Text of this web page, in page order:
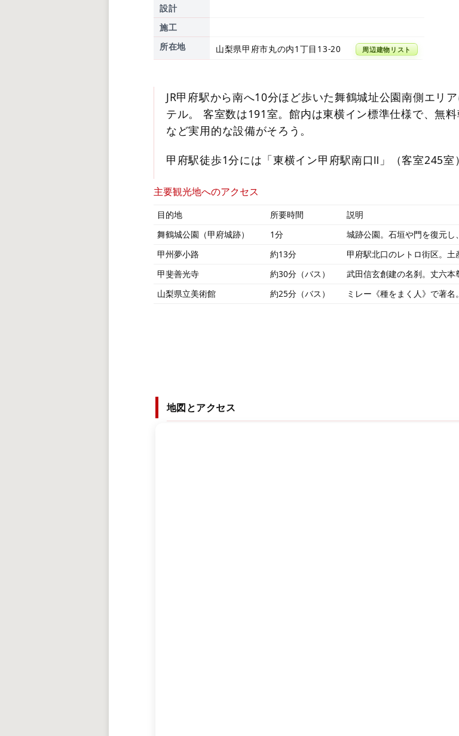
設計
施工
所在地
山梨県甲府市丸の内1丁目13-20 周辺建物リスト
JR甲府駅から南へ10分ほど歩いた舞鶴城址公園南側エリ
テル。 客室数は191室。館内は東横イン標準仕様で、無
など実用的な設備がそろう。
甲府駅徒歩1分には「東横イン甲府駅南口Ⅱ」（客室245室
主要観光地へのアクセス
目的地 所要時間
説明
舞鶴城公園（甲府城跡）
1分
城跡公園。石垣や門を復元し
甲州夢小路
約13分
甲府駅北口のレトロ街区。土
甲斐善光寺
約30分（バス）
武田信玄創建の名刹。丈六本
山梨県立美術館
約25分（バス） ミレー《種をまく人》で著名
地図とアクセス